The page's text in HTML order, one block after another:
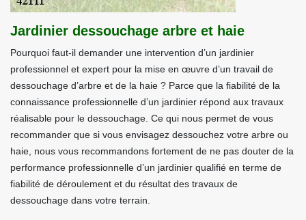
Jardinier dessouchage arbre et haie
Pourquoi faut-il demander une intervention d’un jardinier
professionnel et expert pour la mise en œuvre d’un travail de
dessouchage d’arbre et de la haie ? Parce que la fiabilité de la
connaissance professionnelle d’un jardinier répond aux travaux
réalisable pour le dessouchage. Ce qui nous permet de vous
recommander que si vous envisagez dessouchez votre arbre ou
haie, nous vous recommandons fortement de ne pas douter de la
performance professionnelle d’un jardinier qualifié en terme de
fiabilité de déroulement et du résultat des travaux de
dessouchage dans votre terrain.